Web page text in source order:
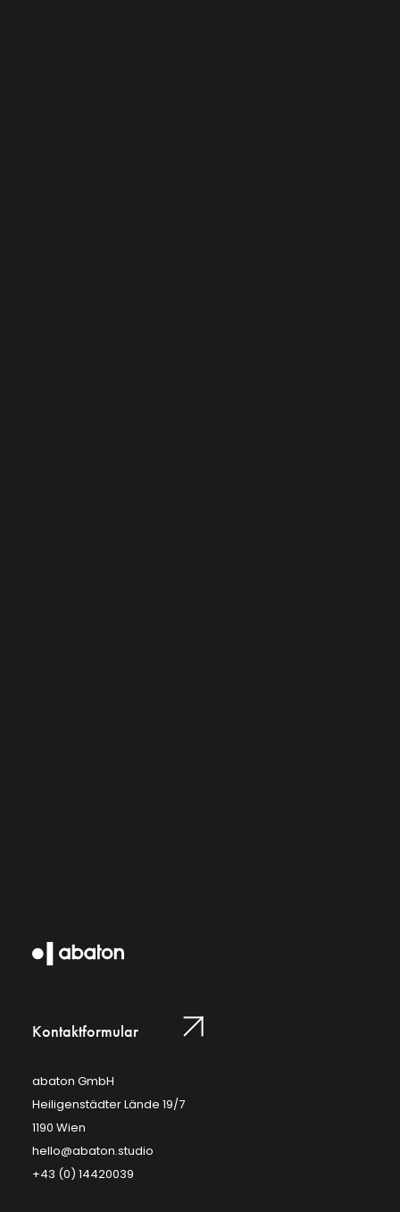
Kontaktformular
abaton GmbH
Heiligenstädter Lände 19/7
1190 Wien
hello@abaton.studio
+43 (0) 14420039